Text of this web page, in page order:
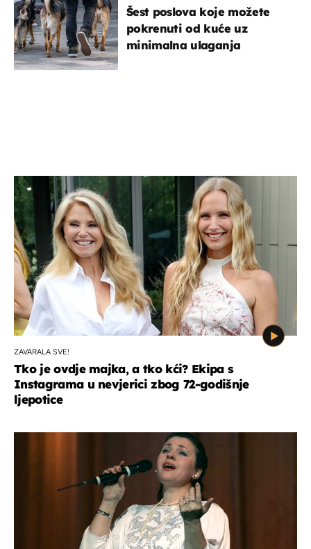
Šest poslova koje možete
pokrenuti od kuće uz
minimalna ulaganja
ZAVARALA SVE!
Tko je ovdje majka, a tko kći? Ekipa s
Instagrama u nevjerici zbog 72-godišnje
ljepotice